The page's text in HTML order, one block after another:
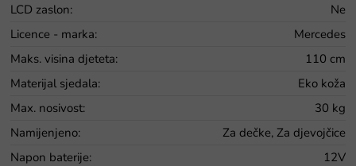
LCD zaslon:
Ne
Licence - marka:
Mercedes
Maks. visina djeteta:
110 cm
Materijal sjedala:
Eko koža
Max. nosivost:
30 kg
Namijenjeno:
Za dečke, Za djevojčice
Napon baterije:
12V